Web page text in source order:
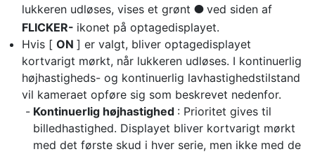
lukkeren udløses, vises et grønt I ved siden af
FLICKER- ikonet på optagedisplayet.
Hvis [ ON ] er valgt, bliver optagedisplayet
kortvarigt mørkt, når lukkeren udløses. I kontinuerlig
højhastigheds- og kontinuerlig lavhastighedstilstand
vil kameraet opføre sig som beskrevet nedenfor.
Kontinuerlig højhastighed : Prioritet gives til
billedhastighed. Displayet bliver kortvarigt mørkt
med det første skud i hver serie, men ikke med de